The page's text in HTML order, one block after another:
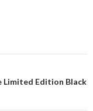
Limited Edition Black